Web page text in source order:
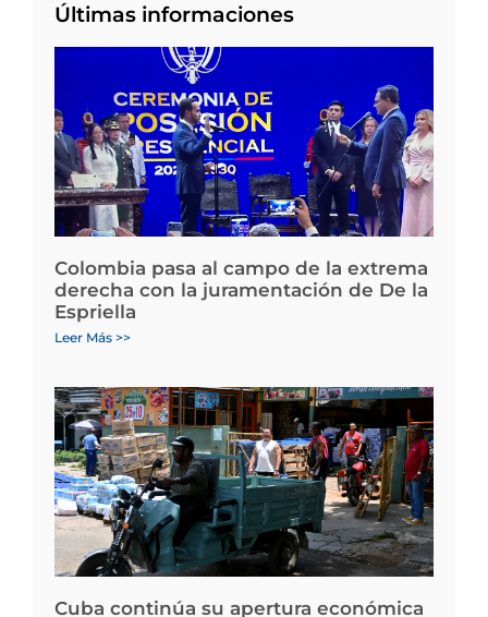
Últimas informaciones
Colombia pasa al campo de la extrema
derecha con la juramentación de De la
Espriella
Leer Más >>
Cuba continúa su apertura económica